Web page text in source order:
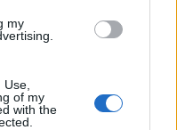
my
of my
with the